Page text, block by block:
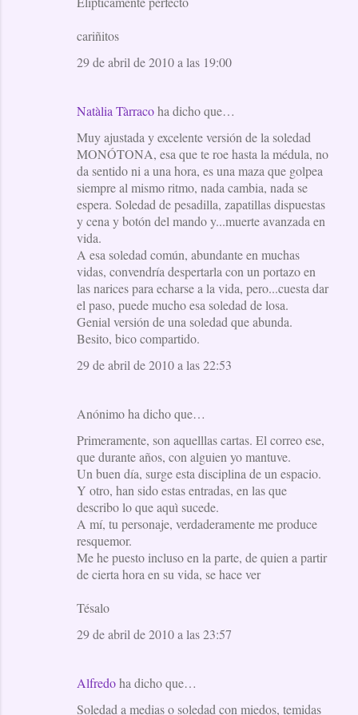
cariñitos
29 de abril de 2010 a las 19:00
Natàlia Tàrracoha dicho que…
Muy ajustada y excelente versión de la soledad
MONÓTONA, esa que te roe hasta la médula, no
da sentido ni a una hora, es una maza que golpea
siempre al mismo ritmo, nada cambia, nada se
espera. Soledad de pesadilla, zapatillas dispuestas
y cena y botón del mando y...muerte avanzada en
vida.
A esa soledad común, abundante en muchas
vidas, convendría despertarla con un portazo en
las narices para echarse a la vida, pero...cuesta dar
el paso, puede mucho esa soledad de losa.
Genial versión de una soledad que abunda.
Besito, bico compartido.
29 de abril de 2010 a las 22:53
Anónimo ha dicho que…
Primeramente, son aquelllas cartas. El correo ese,
que durante años, con alguien yo mantuve.
Un buen día, surge esta disciplina de un espacio.
Y otro, han sido estas entradas, en las que
describo lo que aquì sucede.
A mí, tu personaje, verdaderamente me produce
resquemor.
Me he puesto incluso en la parte, de quien a partir
de cierta hora en su vida, se hace ver
Tésalo
29 de abril de 2010 a las 23:57
Alfredoha dicho que…
Soledad a medias o soledad con miedos, temidas